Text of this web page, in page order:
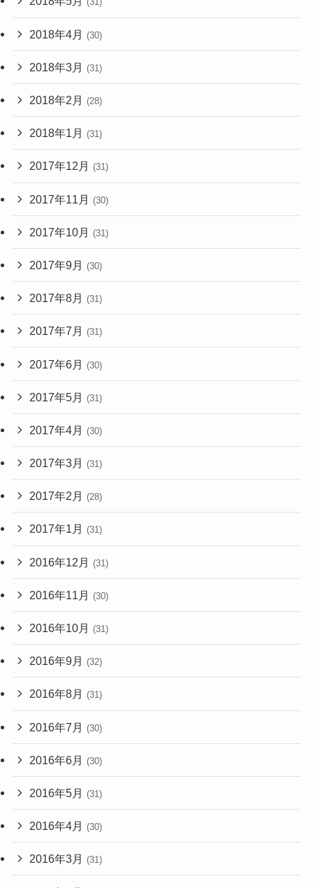
2018年4月 (30)
2018年3月 (31)
2018年2月 (28)
2018年1月 (31)
2017年12月 (31)
2017年11月 (30)
2017年10月 (31)
2017年9月 (30)
2017年8月 (31)
2017年7月 (31)
2017年6月 (30)
2017年5月 (31)
2017年4月 (30)
2017年3月 (31)
2017年2月 (28)
2017年1月 (31)
2016年12月 (31)
2016年11月 (30)
2016年10月 (31)
2016年9月 (32)
2016年8月 (31)
2016年7月 (30)
2016年6月 (30)
2016年5月 (31)
2016年4月 (30)
2016年3月 (31)